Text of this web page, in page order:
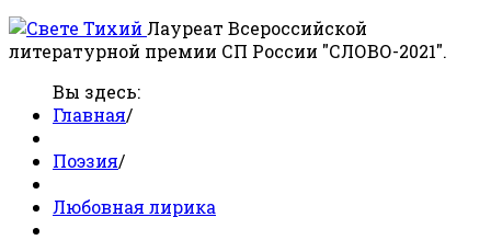
Лауреат Всероссийской
литературной премии СП России "СЛОВО-2021".
Вы здесь:
Главная/
Поэзия/
Любовная лирика